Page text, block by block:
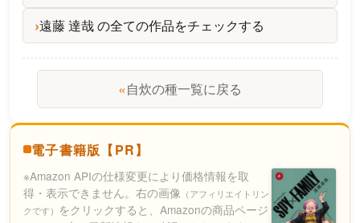
遠藤 達哉 の全ての作品をチェックする
«自炊の種一覧に戻る
電子書籍版【PR】
※Amazon APIの仕様変更により価格情報を取
得・表示できません。右の画像 （アフィリエイトリン
クです） をクリックすると、Amazonの商品ページ